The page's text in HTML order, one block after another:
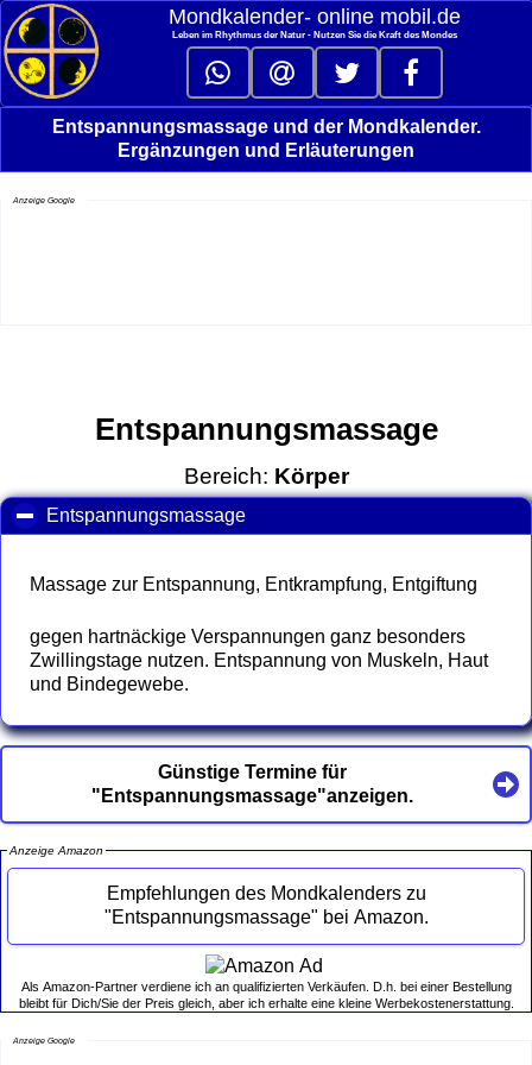
Mondkalender‑ online mobil.de
Leben im Rhythmus der Natur - Nutzen Sie die Kraft des Mondes
Entspannungsmassage und der Mondkalender.
Ergänzungen und Erläuterungen
Anzeige Google
Entspannungsmassage
Bereich: Körper
Entspannungsmassage
Massage zur Entspannung, Entkrampfung, Entgiftung
gegen hartnäckige Verspannungen ganz besonders
Zwillingstage nutzen. Entspannung von Muskeln, Haut
und Bindegewebe.
Günstige Termine für
"Entspannungsmassage"anzeigen.
Anzeige Amazon
Empfehlungen des Mondkalenders zu
"Entspannungsmassage" bei Amazon.
Als Amazon-Partner verdiene ich an qualifizierten Verkäufen. D.h. bei einer Bestellung
bleibt für Dich/Sie der Preis gleich, aber ich erhalte eine kleine Werbekostenerstattung.
Anzeige Google